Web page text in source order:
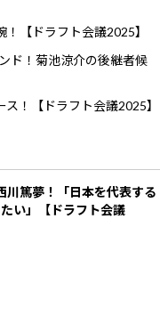
【ドラフト会議2025】
ド！菊池涼介の後継者候
！【ドラフト会議2025】
川篤夢！「日本を代表する
い」【ドラフト会議